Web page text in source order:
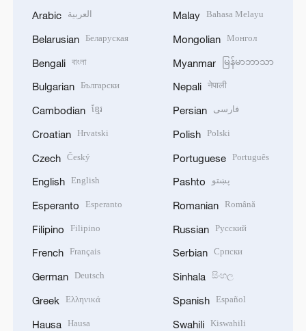
Arabic العربية
Belarusian Беларуская
Bengali বাংলা
Bulgarian Български
Cambodian ខ្មែរ
Croatian Hrvatski
Czech Český
English English
Esperanto Esperanto
Filipino Filipino
French Français
German Deutsch
Greek Ελληνικά
Hausa Hausa
Malay Bahasa Melayu
Mongolian Монгол
Myanmar မြန်မာဘာသာ
Nepali नेपाली
Persian فارسی
Polish Polski
Portuguese Português
Pashto پښتو
Romanian Română
Russian Русский
Serbian Српски
Sinhala සිංහල
Spanish Español
Swahili Kiswahili